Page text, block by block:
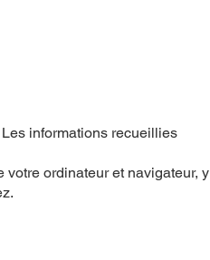
informations recueillies
ordinateur et navigateur, y